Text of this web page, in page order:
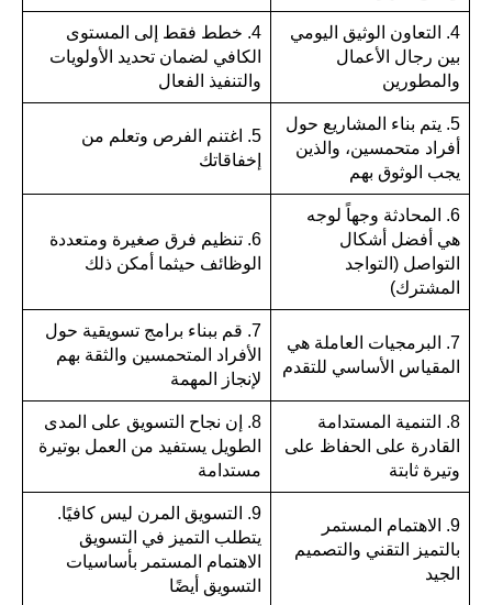
4. التعاون الوثيق اليومي
بين رجال الأعمال
والمطورين
4. خطط فقط إلى المستوى
الكافي لضمان تحديد الأولويات
والتنفيذ الفعال
5. يتم بناء المشاريع حول
أفراد متحمسين، والذين
يجب الوثوق بهم
5. اغتنم الفرص وتعلم من
إخفاقاتك
6. المحادثة وجهاً لوجه
هي أفضل أشكال
التواصل (التواجد
المشترك)
6. تنظيم فرق صغيرة ومتعددة
الوظائف حيثما أمكن ذلك
7. البرمجيات العاملة هي
المقياس الأساسي للتقدم
7. قم ببناء برامج تسويقية حول
الأفراد المتحمسين والثقة بهم
لإنجاز المهمة
8. التنمية المستدامة
القادرة على الحفاظ على
وتيرة ثابتة
8. إن نجاح التسويق على المدى
الطويل يستفيد من العمل بوتيرة
مستدامة
9. الاهتمام المستمر
بالتميز التقني والتصميم
الجيد
9. التسويق المرن ليس كافيًا.
يتطلب التميز في التسويق
الاهتمام المستمر بأساسيات
التسويق أيضًا